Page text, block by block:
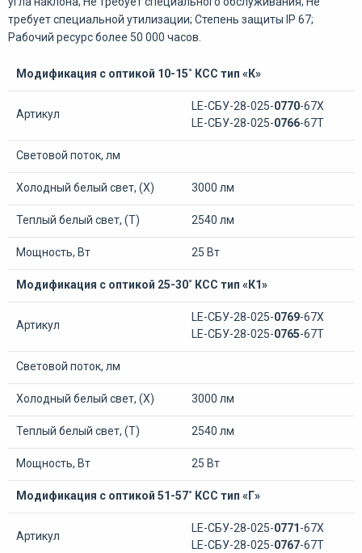
требует специальной утилизации; Степень защиты IP 67;
Рабочий ресурс более 50 000 часов.
Модификация с оптикой 10-15˚ КСС тип «К»
Артикул
LE-СБУ-28-025-0770-67Х
LE-СБУ-28-025-0766-67Т
Световой поток, лм
Холодный белый свет, (Х) 3000 лм
Теплый белый свет, (Т) 2540 лм
Мощность, Вт 25 Вт
Модификация с оптикой 25-30˚ КСС тип «К1»
Артикул
LE-СБУ-28-025-0769-67Х
LE-СБУ-28-025-0765-67Т
Световой поток, лм
Холодный белый свет, (Х) 3000 лм
Теплый белый свет, (Т) 2540 лм
Мощность, Вт 25 Вт
Модификация с оптикой 51-57˚ КСС тип «Г»
Артикул
LE-СБУ-28-025-0771 -67Х
LE-СБУ-28-025-0767-67Т